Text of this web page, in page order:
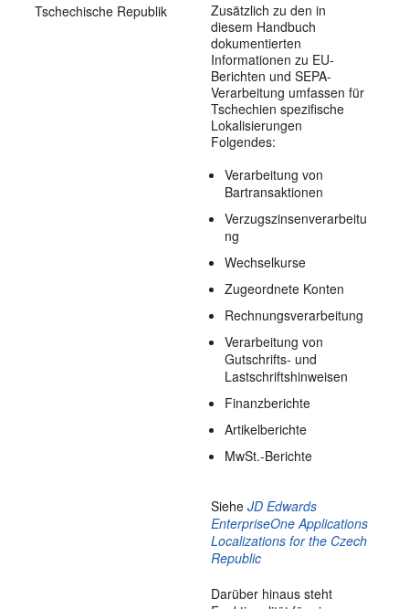
Tschechische Republik
Zusätzlich zu den in
diesem Handbuch
dokumentierten
Informationen zu EU-
Berichten und SEPA-
Verarbeitung umfassen für
Tschechien spezifische
Lokalisierungen
Folgendes:
Verarbeitung von
Bartransaktionen
Verzugszinsenverarbeitu
ng
Wechselkurse
Zugeordnete Konten
Rechnungsverarbeitung
Verarbeitung von
Gutschrifts- und
Lastschriftshinweisen
Finanzberichte
Artikelberichte
MwSt.-Berichte
SieheJD Edwards
EnterpriseOne Applications
Localizations for the Czech
Republic
Darüber hinaus steht